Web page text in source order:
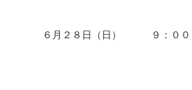
６月２８日（日） ９：０